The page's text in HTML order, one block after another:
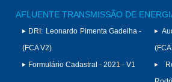
AFLUENTE TRANSMISSÃO DE
DRI: Leonardo Pimenta Gadelha -
(FCA V2)
Formulário Cadastral - 2021 - V1